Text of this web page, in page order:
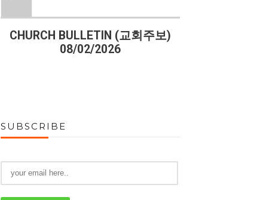
CHURCH BULLETIN (교회주보)
08/02/2026
SUBSCRIBE